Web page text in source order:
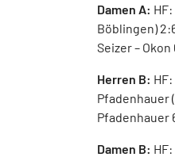
Damen A:
Böblingen)
Seizer – Okon
Herren B:
Pfadenhauer
Pfadenhauer
Damen B: